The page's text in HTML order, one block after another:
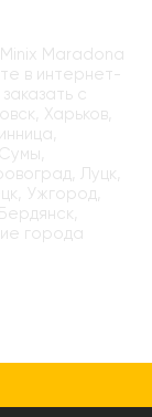
Maradona
в интернет-
с
Харьков,
Луцк,
Ужгород,
города